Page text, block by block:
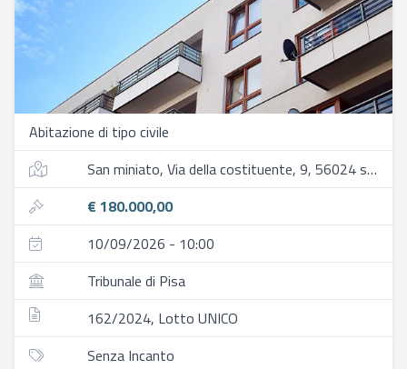
Abitazione di tipo civile
San miniato, Via della costituente, 9, 56024 san miniato pi, italia
€ 180.000,00
10/09/2026 - 10:00
Tribunale di Pisa
162/2024, Lotto UNICO
Senza Incanto